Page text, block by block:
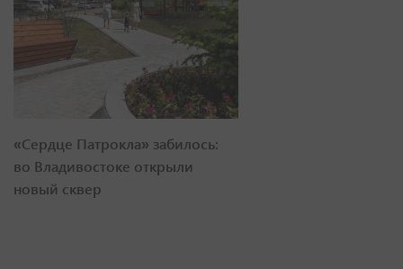
«Сердце Патрокла» забилось:
во Владивостоке открыли
новый сквер